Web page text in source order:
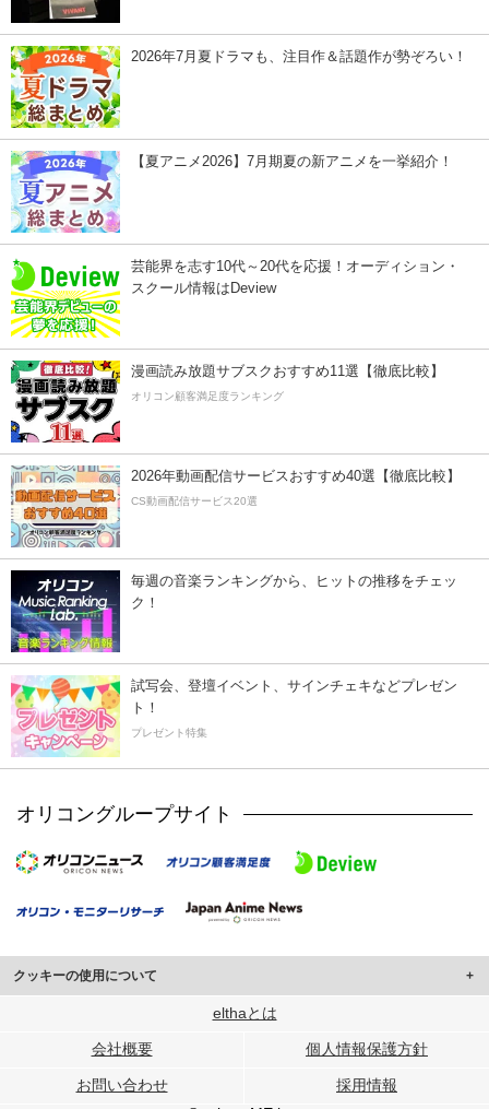
2026年7月夏ドラマも、注目作＆話題作が勢ぞろい！
【夏アニメ2026】7月期夏の新アニメを一挙紹介！
芸能界を志す10代～20代を応援！オーディション・
スクール情報はDeview
漫画読み放題サブスクおすすめ11選【徹底比較】
オリコン顧客満足度ランキング
2026年動画配信サービスおすすめ40選【徹底比較】
CS動画配信サービス20選
毎週の音楽ランキングから、ヒットの推移をチェッ
ク！
試写会、登壇イベント、サインチェキなどプレゼン
ト！
プレゼント特集
オリコングループサイト
クッキーの使用について
このサイトでは Cookie を使用して、ユーザーに合わせたコンテンツや広告の
行っています。
メディアや広告配信、データ解析の各パートナーに提供しています。
各パートナーは、この情報とユーザーが各パートナーに提供した他の情報や、
elthaとは
会社概要 個人情報保護方針
お問い合わせ
採用情報